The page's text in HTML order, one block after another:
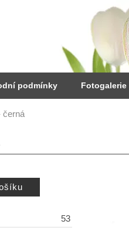
podmínky Fotogalerie
černá
53